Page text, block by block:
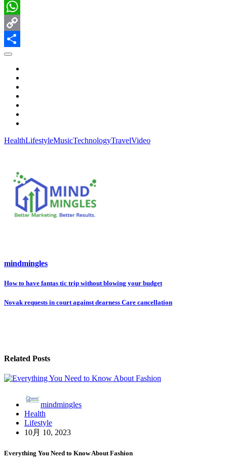
LinkedIn
WhatsApp
Copy
Link
共
HealthLifestyleMusicTechnologyTravelVideo
mindmingles
投
稿
シ
How to have fantas tic trip without blowing your budget
Novak requests in court against dearness Care cancellation
Related Posts
mindmingles
Health
Lifestyle
10月 10, 2023
Everything You Need to Know About Fashion